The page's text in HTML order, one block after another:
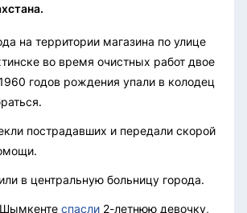
на территории магазина по улице
во время очистных работ двое
годов рождения упали в колодец
пострадавших и передали скорой
в центральную больницу города.
Шымкенте спасли 2-летнюю девочку,